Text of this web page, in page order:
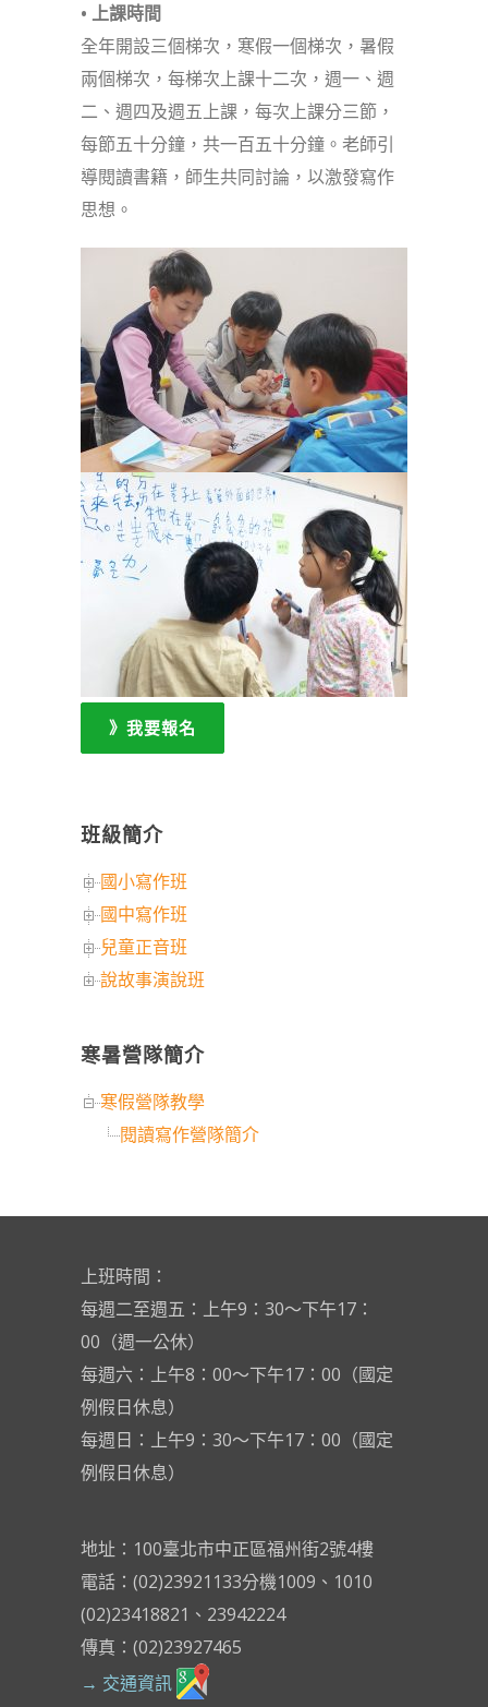
• 上課時間
全年開設三個梯次，寒假一個梯次，暑假
兩個梯次，每梯次上課十二次，週一、週
二、週四及週五上課，每次上課分三節，
每節五十分鐘，共一百五十分鐘。老師引
導閱讀書籍，師生共同討論，以激發寫作
思想。
》我要報名
班級簡介
國小寫作班
國中寫作班
兒童正音班
說故事演說班
寒暑營隊簡介
寒假營隊教學
閱讀寫作營隊簡介
上班時間：
每週二至週五：上午9：30～下午17：
00（週一公休）
每週六：上午8：00～下午17：00（國定
例假日休息）
每週日：上午9：30～下午17：00（國定
例假日休息）
地址：100臺北市中正區福州街2號4樓
電話：(02)23921133分機1009、1010
(02)23418821、23942224
傳真：(02)23927465
→ 交通資訊